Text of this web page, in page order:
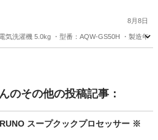
8月8日
気洗濯機 5.0kg ・型番：AQW-GS50H ・製造年
のその他の投稿記事：
スープクックプロセッサー ※